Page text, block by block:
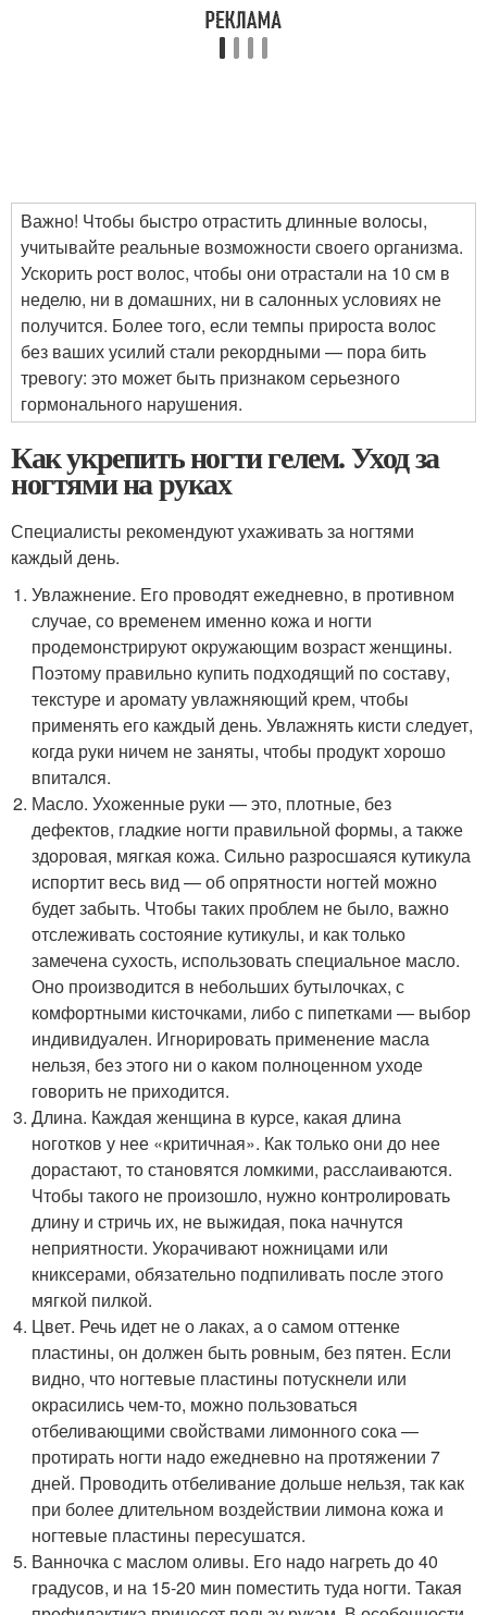
Важно! Чтобы быстро отрастить длинные волосы,
учитывайте реальные возможности своего организма.
Ускорить рост волос, чтобы они отрастали на 10 см в
неделю, ни в домашних, ни в салонных условиях не
получится. Более того, если темпы прироста волос
без ваших усилий стали рекордными — пора бить
тревогу: это может быть признаком серьезного
гормонального нарушения.
Как укрепить ногти гелем. Уход за
ногтями на руках
Специалисты рекомендуют ухаживать за ногтями
каждый день.
Увлажнение. Его проводят ежедневно, в противном
случае, со временем именно кожа и ногти
продемонстрируют окружающим возраст женщины.
Поэтому правильно купить подходящий по составу,
текстуре и аромату увлажняющий крем, чтобы
применять его каждый день. Увлажнять кисти следует,
когда руки ничем не заняты, чтобы продукт хорошо
впитался.
Масло. Ухоженные руки — это, плотные, без
дефектов, гладкие ногти правильной формы, а также
здоровая, мягкая кожа. Сильно разросшаяся кутикула
испортит весь вид — об опрятности ногтей можно
будет забыть. Чтобы таких проблем не было, важно
отслеживать состояние кутикулы, и как только
замечена сухость, использовать специальное масло.
Оно производится в небольших бутылочках, с
комфортными кисточками, либо с пипетками — выбор
индивидуален. Игнорировать применение масла
нельзя, без этого ни о каком полноценном уходе
говорить не приходится.
Длина. Каждая женщина в курсе, какая длина
ноготков у нее «критичная». Как только они до нее
дорастают, то становятся ломкими, расслаиваются.
Чтобы такого не произошло, нужно контролировать
длину и стричь их, не выжидая, пока начнутся
неприятности. Укорачивают ножницами или
книксерами, обязательно подпиливать после этого
мягкой пилкой.
Цвет. Речь идет не о лаках, а о самом оттенке
пластины, он должен быть ровным, без пятен. Если
видно, что ногтевые пластины потускнели или
окрасились чем-то, можно пользоваться
отбеливающими свойствами лимонного сока —
протирать ногти надо ежедневно на протяжении 7
дней. Проводить отбеливание дольше нельзя, так как
при более длительном воздействии лимона кожа и
ногтевые пластины пересушатся.
Ванночка с маслом оливы. Его надо нагреть до 40
градусов, и на 15-20 мин поместить туда ногти. Такая